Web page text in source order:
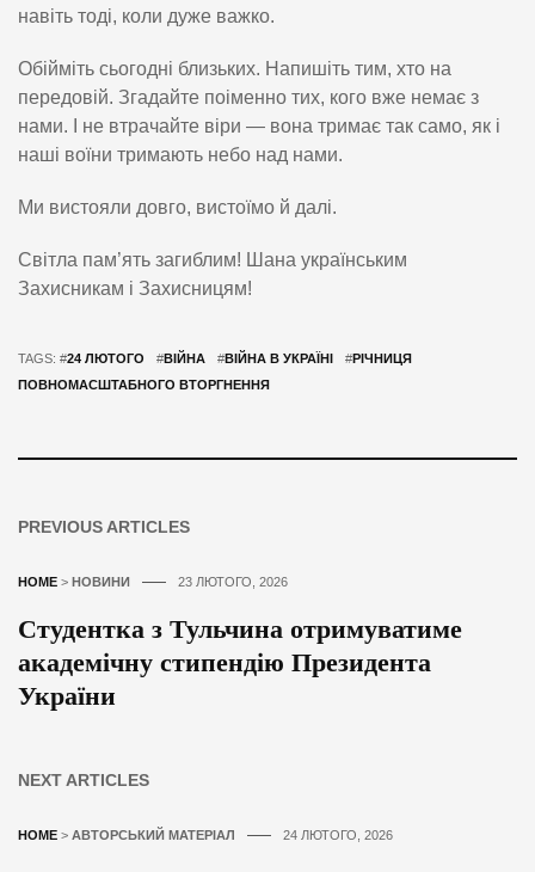
навіть тоді, коли дуже важко.
Обійміть сьогодні близьких. Напишіть тим, хто на
передовій. Згадайте поіменно тих, кого вже немає з
нами. І не втрачайте віри — вона тримає так само, як і
наші воїни тримають небо над нами.
Ми вистояли довго, вистоїмо й далі.
Світла пам’ять загиблим! Шана українським
Захисникам і Захисницям!
TAGS: #24 ЛЮТОГО #ВІЙНА #ВІЙНА В УКРАЇНІ #РІЧНИЦЯ
ПОВНОМАСШТАБНОГО ВТОРГНЕННЯ
PREVIOUS ARTICLES
HOME > НОВИНИ 23 ЛЮТОГО, 2026
Студентка з Тульчина отримуватиме
академічну стипендію Президента
України
NEXT ARTICLES
HOME > АВТОРСЬКИЙ МАТЕРІАЛ 24 ЛЮТОГО, 2026